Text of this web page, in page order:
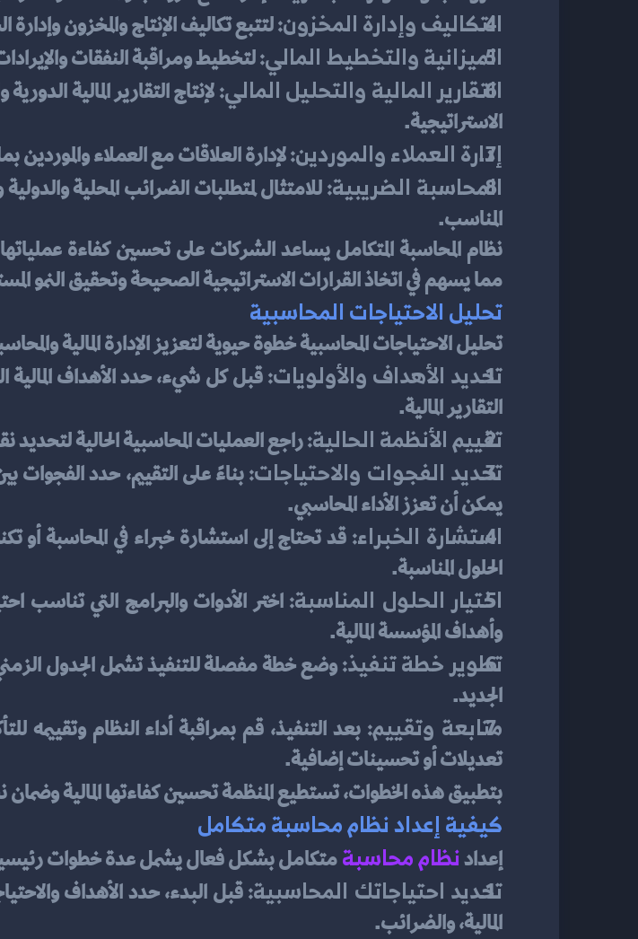
التكاليف وإدارة المخزون: لتتبع تكاليف الإنتاج والمخزون وإدارة
الميزانية والتخطيط المالي: لتخطيط ومراقبة النفقات
التقارير المالية والتحليل المالي:
الاستراتيجية.
إدارة العملاء والموردين: لإدارة العلاقات مع العملاء
المحاسبة الضريبية:
المناسب.
مما يسهم في اتخاذ القرارات الاستراتيجية الصحيحة وتحقيق النمو
تحليل الاحتياجات المحاسبية
تحليل الاحتياجات المحاسبية خطوة حيوية لتعزيز الإدارة المالية
تحديد الأهداف والأولويات:
التقارير المالية.
تقييم الأنظمة الحالية: راجع العمليات المحاسبية الحالية
تحديد الفجوات والاحتياجات:
يمكن أن تعزز الأداء المحاسبي.
استشارة الخبراء:
الحلول المناسبة.
اختيار الحلول المناسبة:
وأهداف المؤسسة المالية.
تطوير خطة تنفيذ:
الجديد.
متابعة وتقييم:
تعديلات أو تحسينات إضافية.
بتطبيق هذه الخطوات، تستطيع المنظمة تحسين كفاءتها المالية وضمان
كيفية إعداد نظام محاسبة متكامل
إعداد نظام محاسبةمتكامل بشكل فعال يشمل عدة خطوات رئيسية
تحديد احتياجاتك المحاسبية:
المالية، والضرائب.